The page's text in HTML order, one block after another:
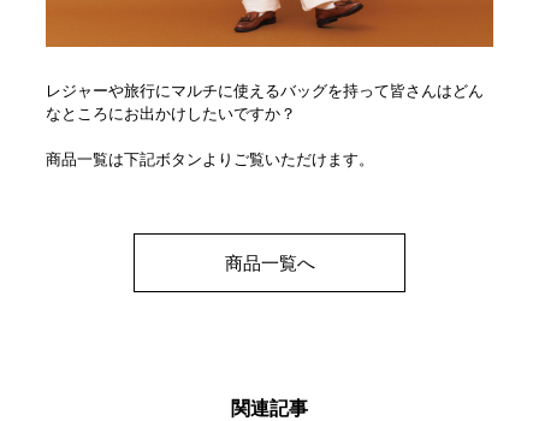
レジャーや旅行にマルチに使えるバッグを持って皆さんはどん
なところにお出かけしたいですか？
商品一覧は下記ボタンよりご覧いただけます。
商品一覧へ
関連記事